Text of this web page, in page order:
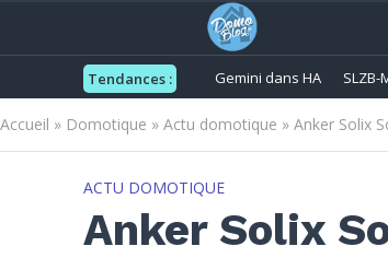
Tendances : Gemini dans HA SLZB-
Accueil » Domotique » Actu domotique » Anker Solix
ACTU DOMOTIQUE
Anker Solix